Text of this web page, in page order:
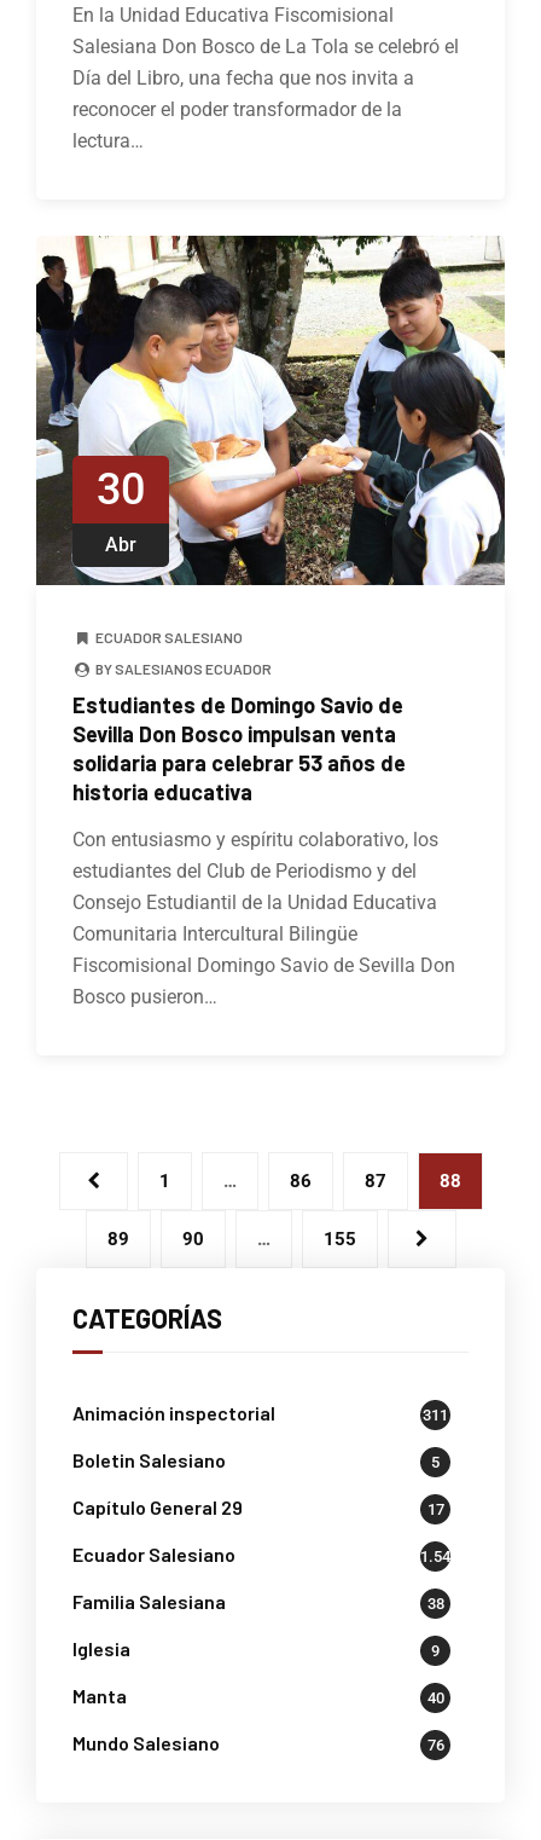
En la Unidad Educativa Fiscomisional
Salesiana Don Bosco de La Tola se celebró el
Día del Libro, una fecha que nos invita a
reconocer el poder transformador de la
lectura…
30
Abr
ECUADOR SALESIANO
BY SALESIANOS ECUADOR
Estudiantes de Domingo Savio de
Sevilla Don Bosco impulsan venta
solidaria para celebrar 53 años de
historia educativa
Con entusiasmo y espíritu colaborativo, los
estudiantes del Club de Periodismo y del
Consejo Estudiantil de la Unidad Educativa
Comunitaria Intercultural Bilingüe
Fiscomisional Domingo Savio de Sevilla Don
Bosco pusieron…
1 … 86 87 88
89 90 … 155
CATEGORÍAS
Animación inspectorial 311
Boletin Salesiano 5
Capítulo General 29 17
Ecuador Salesiano 1.541
Familia Salesiana 38
Iglesia 9
Manta 40
Mundo Salesiano 76